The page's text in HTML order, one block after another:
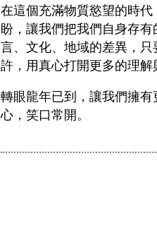
在這個充滿物質慾望的時
盼，讓我們把我們自身存
言、文化、地域的差異，
許，用真心打開更多的理解
轉眼龍年已到，讓我們擁
心，笑口常開。